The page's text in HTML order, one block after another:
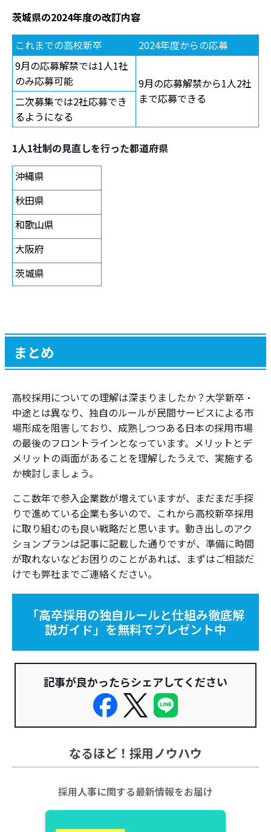
茨城県の2024年度の改訂内容
これまでの高校新卒
2024年度からの応募
9月の応募解禁では1人1社
のみ応募可能
9月の応募解禁から1人2社
まで応募できる
二次募集では2社応募でき
るようになる
1人1社制の見直しを行った都道府県
沖縄県
秋田県
和歌山県
大阪府
茨城県
まとめ
高校採用についての理解は深まりましたか？大学新卒・
中途とは異なり、独自のルールが民間サービスによる市
場形成を阻害しており、成熟しつつある日本の採用市場
の最後のフロントラインとなっています。メリットとデ
メリットの両面があることを理解したうえで、実施する
か検討しましょう。
ここ数年で参入企業数が増えていますが、まだまだ手探
りで進めている企業も多いので、これから高校新卒採用
に取り組むのも良い戦略だと思います。動き出しのアク
ションプランは記事に記載した通りですが、準備に時間
が取れないなどお困りのことがあれば、まずはご相談だ
けでも弊社までご連絡ください。
「高卒採用の独自ルールと仕組み徹底解
説ガイド」を無料でプレゼント中
記事が良かったらシェアしてください
なるほど！採用ノウハウ
採用人事に関する最新情報をお届け